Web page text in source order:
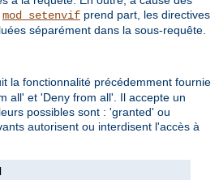
mod_setenvif prend part, les directives
séparément dans la sous-requête.
la fonctionnalité précédemment fournie
all' et 'Deny from all'. Il accepte un
possibles sont : 'granted' ou
autorisent ou interdisent l'accès à